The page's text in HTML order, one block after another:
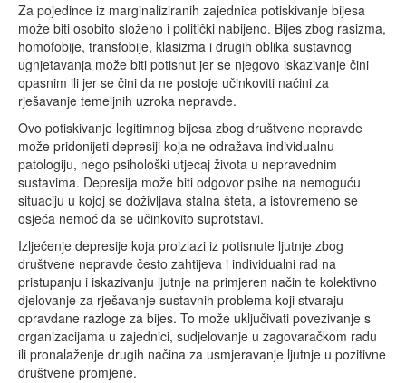
Za pojedince iz marginaliziranih zajednica potiskivanje bijesa
može biti osobito složeno i politički nabijeno. Bijes zbog rasizma,
homofobije, transfobije, klasizma i drugih oblika sustavnog
ugnjetavanja može biti potisnut jer se njegovo iskazivanje čini
opasnim ili jer se čini da ne postoje učinkoviti načini za
rješavanje temeljnih uzroka nepravde.
Ovo potiskivanje legitimnog bijesa zbog društvene nepravde
može pridonijeti depresiji koja ne odražava individualnu
patologiju, nego psihološki utjecaj života u nepravednim
sustavima. Depresija može biti odgovor psihe na nemoguću
situaciju u kojoj se doživljava stalna šteta, a istovremeno se
osjeća nemoć da se učinkovito suprotstavi.
Izlječenje depresije koja proizlazi iz potisnute ljutnje zbog
društvene nepravde često zahtijeva i individualni rad na
pristupanju i iskazivanju ljutnje na primjeren način te kolektivno
djelovanje za rješavanje sustavnih problema koji stvaraju
opravdane razloge za bijes. To može uključivati povezivanje s
organizacijama u zajednici, sudjelovanje u zagovaračkom radu
ili pronalaženje drugih načina za usmjeravanje ljutnje u pozitivne
društvene promjene.